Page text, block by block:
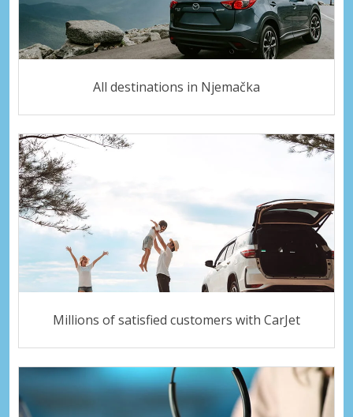
All destinations in Njemačka
Millions of satisfied customers with CarJet